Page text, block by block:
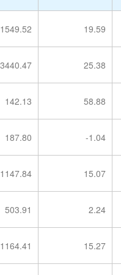
1549.52 19.59
3440.47 25.38
142.13 58.88
187.80 -1.04
1147.84 15.07
503.91 2.24
1164.41 15.27